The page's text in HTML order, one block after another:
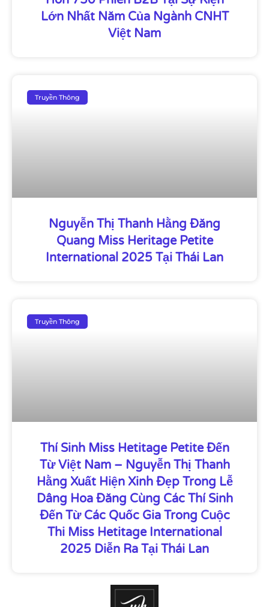
Lớn Nhất Năm Của Ngành CNHT
Việt Nam
Truyền Thông
Nguyễn Thị Thanh Hằng Đăng
Quang Miss Heritage Petite
International 2025 Tại Thái Lan
Truyền Thông
Thí Sinh Miss Hetitage Petite Đến
Từ Việt Nam – Nguyễn Thị Thanh
Hằng Xuất Hiện Xinh Đẹp Trong Lễ
Dâng Hoa Đăng Cùng Các Thí Sinh
Đến Từ Các Quốc Gia Trong Cuộc
Thi Miss Hetitage International
2025 Diễn Ra Tại Thái Lan